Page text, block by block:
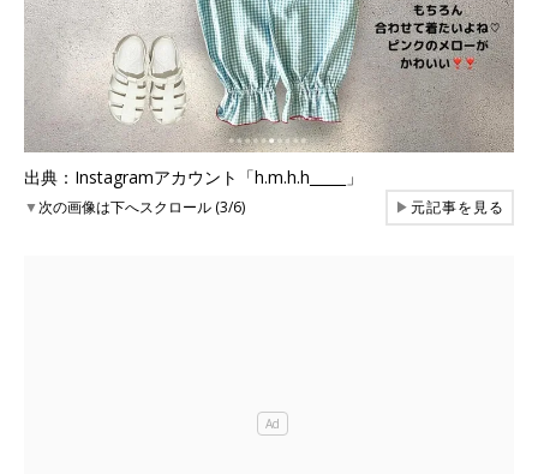
出典：Instagramアカウント「h.m.h.h_____」
▼次の画像は下へスクロール (3/6) ▶元記事を見る